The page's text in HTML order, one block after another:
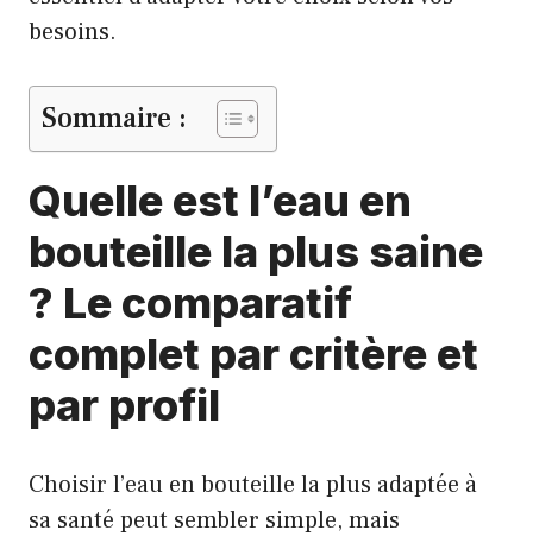
besoins.
Sommaire :
Quelle est l’eau en
bouteille la plus saine
? Le comparatif
complet par critère et
par profil
Choisir l’eau en bouteille la plus adaptée à
sa santé peut sembler simple, mais